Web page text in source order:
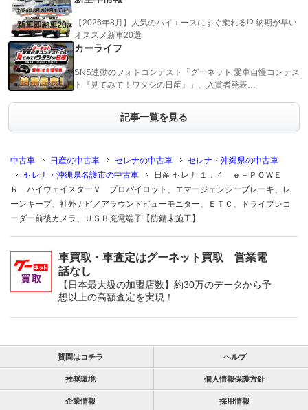
【2026年8月】人気のハイエースにすぐ乗れる!? 納期が早い
オススメ新車20選
カーライフ
SNS連動のフォトコンテスト「グーネット 愛車自慢コンテス
ト『見てみて！ワタシの日産』」、入賞者発表…
記事一覧を見る
中古車 日産の中古車 セレナの中古車
セレナ・沖縄県の中古車
セレナ・沖縄県名護市の中古車
日産 セレナ １．４ ｅ－ＰＯＷＥ
Ｒ ハイウェイスターＶ プロパイロット、エマージェンシーブレーキ、レ
ーンキープ、社外ナビ／アラウンドビューモニター、ＥＴＣ、ドライブレコ
ーダー前後カメラ、ＵＳＢ充電端子【防錆未施工】
車買取・車査定はグーネット買取 営業電
話なし
【日本最大級の加盟店数】約30万のデータから予
想以上の高額査定を実現！
質問はコチラ ヘルプ
推奨環境 個人情報保護方針
企業情報 採用情報